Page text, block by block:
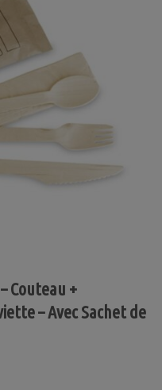
Couteau +
– Avec Sachet de